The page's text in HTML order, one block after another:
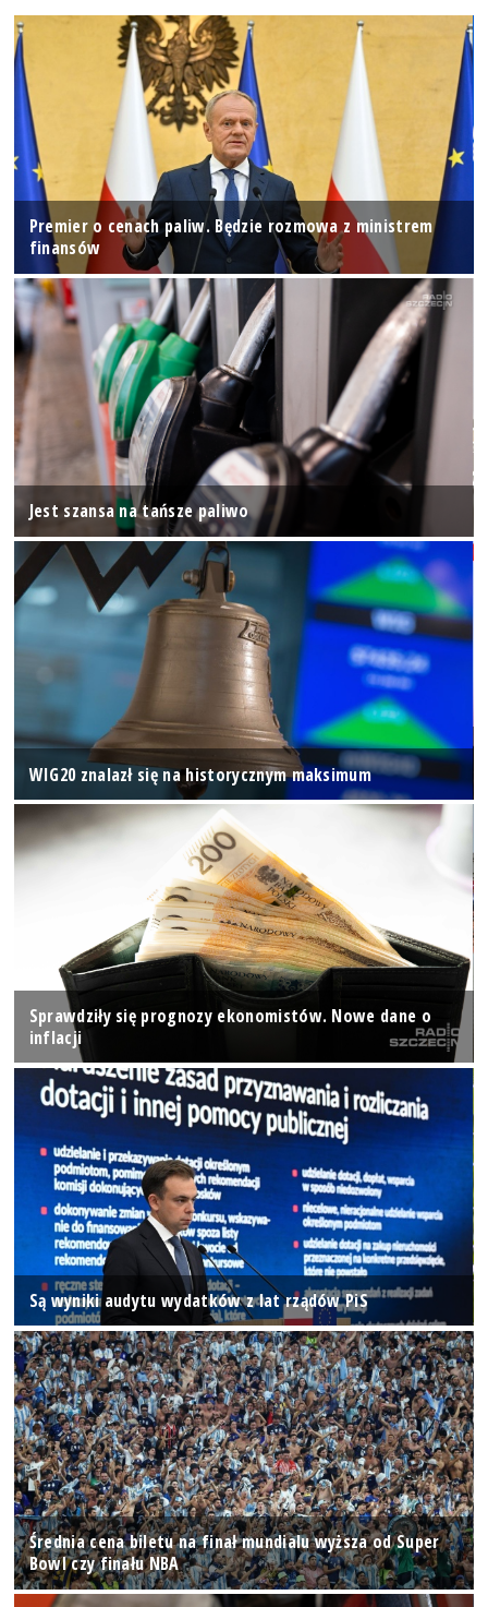
Premier o cenach paliw. Będzie rozmowa z ministrem
finansów
Jest szansa na tańsze paliwo
WIG20 znalazł się na historycznym maksimum
Sprawdziły się prognozy ekonomistów. Nowe dane o
inflacji
Są wyniki audytu wydatków z lat rządów PiS
Średnia cena biletu na finał mundialu wyższa od Super
Bowl czy finału NBA